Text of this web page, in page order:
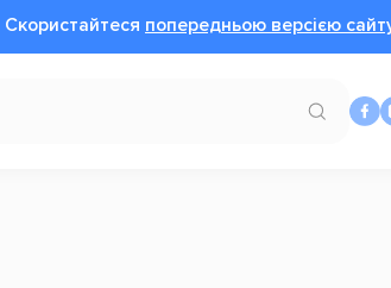
Cкористайтеся попередньою версією